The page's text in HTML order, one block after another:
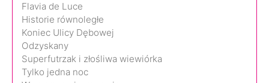
Flavia de Luce
Historie równoległe
Koniec Ulicy Dębowej
Odzyskany
Superfutrzak i złośliwa wiewiórka
Tylko jedna noc